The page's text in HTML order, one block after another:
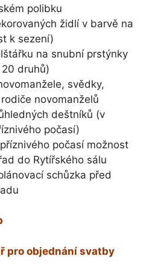
polibku
židlí v barvě na
k sezení)
na snubní prstýnky
druhů)
svědky,
novomanželů
deštníků (v
počasí)
počasí možnost
do Rytířského sálu
schůzka před
pro objednání svatby